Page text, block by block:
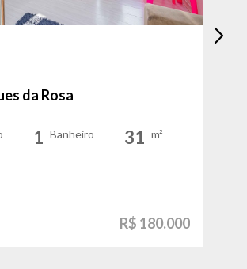
da Rosa
1 Banheiro 31 m²
R$ 180.000